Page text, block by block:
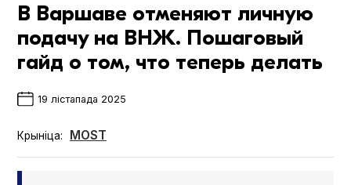
В Варшаве отменяют личную
подачу на ВНЖ. Пошаговый
гайд о том, что теперь делать
19 лістапада 2025
Крыніца: MOST